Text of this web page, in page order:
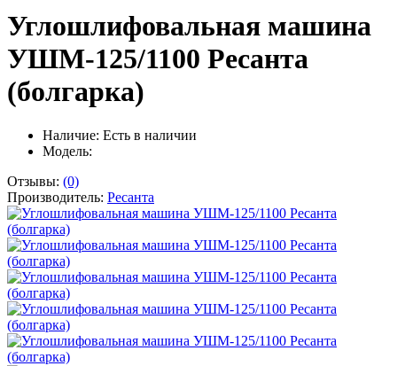
Углошлифовальная машина
УШМ-125/1100 Ресанта
(болгарка)
Наличие: Есть в наличии
Модель:
Отзывы: (0)
Производитель: Ресанта